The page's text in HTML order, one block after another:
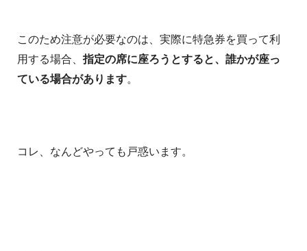
このため注意が必要なのは、実際に特急券を買って利
用する場合、 指定の席に座ろうとすると、誰かが座っ
ている場合があります。
コレ、なんどやっても戸惑います。